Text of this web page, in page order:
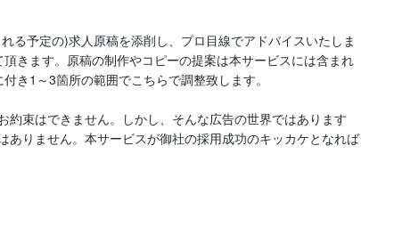
る予定の)求人原稿を添削し、プロ目線でアドバイスいたしま
きます。原稿の制作やコピーの提案は本サービスには含まれ
き1～3箇所の範囲でこちらで調整致します。
約束はできません。しかし、そんな広告の世界ではあります
ありません。本サービスが御社の採用成功のキッカケとなれば